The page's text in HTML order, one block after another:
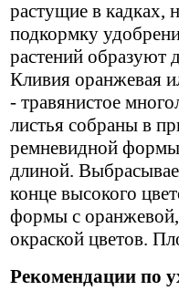
растущие в кадках,
подкормку
растений образуют
Кливия оранжевая
- травянистое
листья собраны в
ремневидной
длиной.
конце высокого
формы с
окраской цветов.
Рекомендации по